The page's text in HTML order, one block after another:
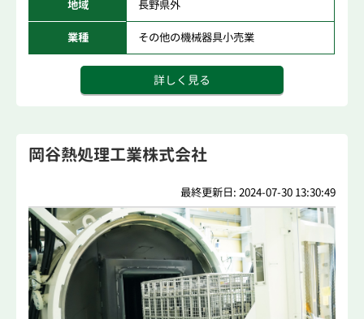
地域 長野県外
業種 その他の機械器具小売業
詳しく見る
岡谷熱処理工業株式会社
最終更新日: 2024-07-30 13:30:49